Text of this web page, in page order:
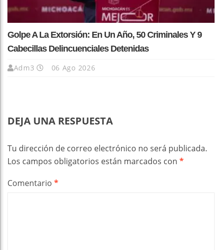
Golpe A La Extorsión: En Un Año, 50 Criminales Y 9
Cabecillas Delincuenciales Detenidas
Adm3 06 Ago 2026
DEJA UNA RESPUESTA
Tu dirección de correo electrónico no será publicada.
Los campos obligatorios están marcados con *
Comentario *